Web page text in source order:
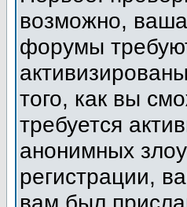
возможно, ваша
форумы
того, как вы
требуется
анонимных
регистрации,